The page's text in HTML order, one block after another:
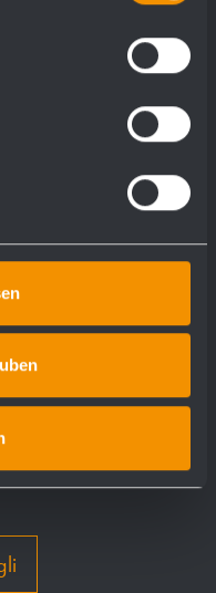
BF670